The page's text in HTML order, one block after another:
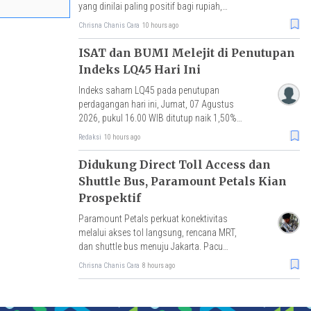
yang dinilai paling positif bagi rupiah,
IHSG, dan arus modal asing.
Chrisna Chanis Cara 10 hours ago
ISAT dan BUMI Melejit di Penutupan
Indeks LQ45 Hari Ini
Indeks saham LQ45 pada penutupan
perdagangan hari ini, Jumat, 07 Agustus
2026, pukul 16.00 WIB ditutup naik 1,50%
atau menguat 9 poin ke level 640,29.
Redaksi 10 hours ago
Didukung Direct Toll Access dan
Shuttle Bus, Paramount Petals Kian
Prospektif
Paramount Petals perkuat konektivitas
melalui akses tol langsung, rencana MRT,
dan shuttle bus menuju Jakarta. Pacu
mobilitas, aktivitas ekonomi, serta nilai
Chrisna Chanis Cara 8 hours ago